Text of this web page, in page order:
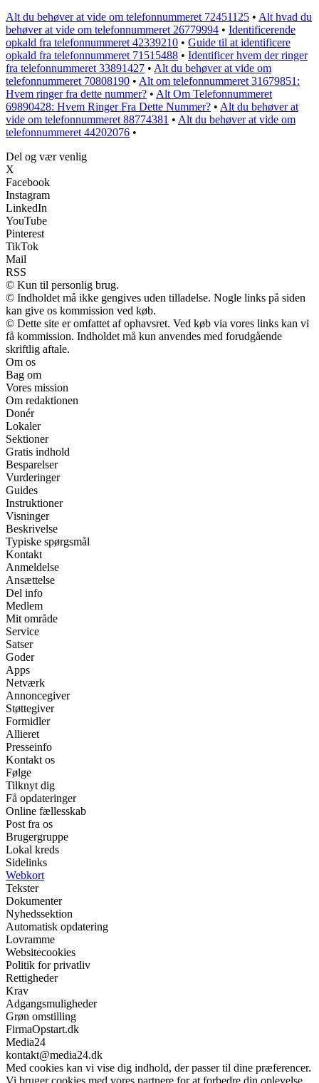
Alt du behøver at vide om telefonnummeret 72451125 • Alt hvad du
behøver at vide om telefonnummeret 26779994 • Identificerende
opkald fra telefonnummeret 42339210 • Guide til at identificere
opkald fra telefonnummeret 71515488 • Identificer hvem der ringer
fra telefonnummeret 33891427 • Alt du behøver at vide om
telefonnummeret 70808190 • Alt om telefonnummeret 31679851:
Hvem ringer fra dette nummer? • Alt Om Telefonnummeret
69890428: Hvem Ringer Fra Dette Nummer? • Alt du behøver at
vide om telefonnummeret 88774381 • Alt du behøver at vide om
telefonnummeret 44202076 •
Del og vær venlig
X
Facebook
Instagram
LinkedIn
YouTube
Pinterest
TikTok
Mail
RSS
© Kun til personlig brug.
© Indholdet må ikke gengives uden tilladelse. Nogle links på siden
kan give os kommission ved køb.
© Dette site er omfattet af ophavsret. Ved køb via vores links kan vi
få kommission. Indholdet må kun anvendes med forudgående
skriftlig aftale.
Om os
Bag om
Vores mission
Om redaktionen
Donér
Lokaler
Sektioner
Gratis indhold
Besparelser
Vurderinger
Guides
Instruktioner
Visninger
Beskrivelse
Typiske spørgsmål
Kontakt
Anmeldelse
Ansættelse
Del info
Medlem
Mit område
Service
Satser
Goder
Apps
Netværk
Annoncegiver
Støttegiver
Formidler
Allieret
Presseinfo
Kontakt os
Følge
Tilknyt dig
Få opdateringer
Online fællesskab
Post fra os
Brugergruppe
Lokal kreds
Sidelinks
Webkort
Tekster
Dokumenter
Nyhedssektion
Automatisk opdatering
Lovramme
Websitecookies
Politik for privatliv
Rettigheder
Krav
Adgangsmuligheder
Grøn omstilling
FirmaOpstart.dk
Media24
kontakt@media24.dk
Med cookies kan vi vise dig indhold, der passer til dine præferencer.